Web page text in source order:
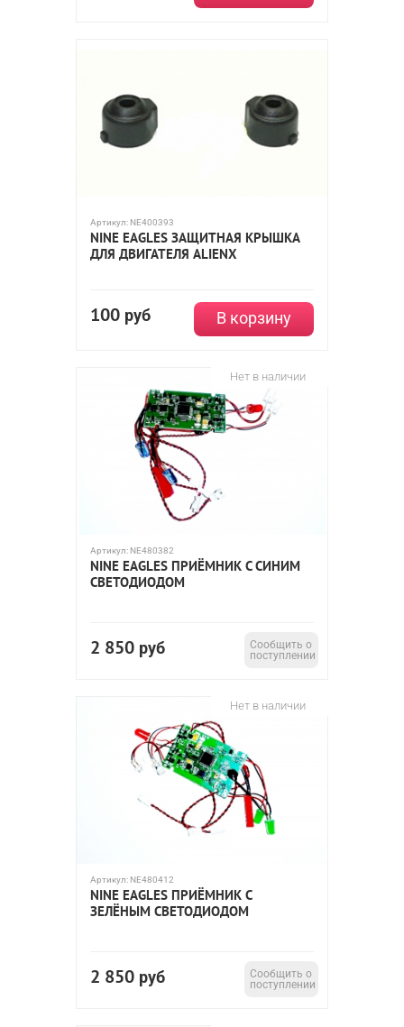
Артикул: NE400393
NINE EAGLES ЗАЩИТНАЯ КРЫШКА
ДЛЯ ДВИГАТЕЛЯ ALIENX
100 руб В корзину
Нет в наличии
Артикул: NE480382
NINE EAGLES ПРИЁМНИК С СИНИМ
СВЕТОДИОДОМ
2 850 руб
Сообщить о
поступлении
Нет в наличии
Артикул: NE480412
NINE EAGLES ПРИЁМНИК С
ЗЕЛЁНЫМ СВЕТОДИОДОМ
2 850 руб
Сообщить о
поступлении